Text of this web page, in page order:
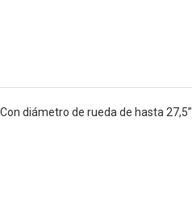
diámetro de rueda de hasta 27,5”.